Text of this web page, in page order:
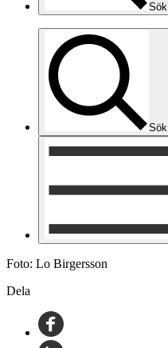
Sök
Sök
Foto: Lo Birgersson
Dela